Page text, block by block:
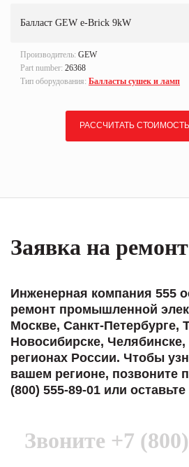
Балласт GEW e-Brick 9kW
Производитель: GEW
Part number: 26368
Тип оборудования: Балласты сушек и ламп
РАССЧИТАТЬ
Заявка на ремонт
Инженерная компания 555
ремонт промышленной
Москве, Санкт-Петербурге,
Новосибирске, Челябинске,
регионах России. Чтобы
вашем регионе, позвоните
(800) 555-89-01 или оставьте
Звоните +7